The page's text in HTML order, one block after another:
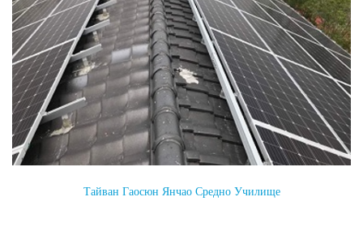
Тайван Гаосюн Янчао Средно Училище